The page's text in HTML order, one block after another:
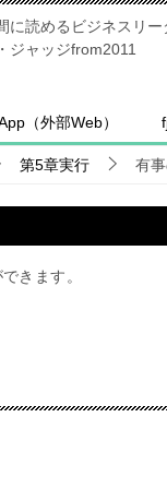
に読めるビジネスリ
ジャッジfrom2011
（外部Web）
第5章実行 有
できます。